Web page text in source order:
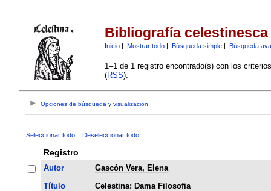
Bibliografía celestinesca
Inicio| Mostrar todo| Búsqueda simple| Búsqueda
1–1 de 1 registro encontrado(s) con los
(RSS):
Opciones de búsqueda y visualización
Seleccionar todo Deseleccionar todo
Registro
Autor
Gascón Vera, Elena
Título
Celestina: Dama Filosofia